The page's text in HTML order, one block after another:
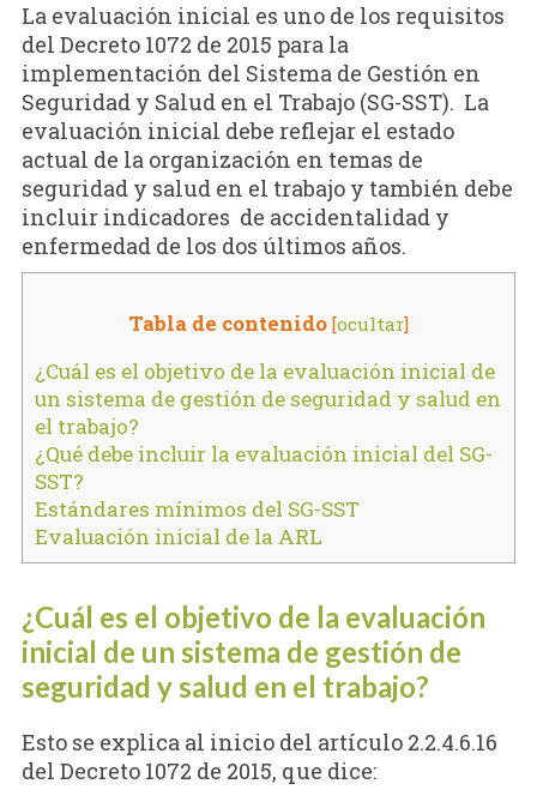
La evaluación inicial es uno de los requisitos
del Decreto 1072 de 2015 para la
implementación del Sistema de Gestión en
Seguridad y Salud en el Trabajo (SG-SST). La
evaluación inicial debe reflejar el estado
actual de la organización en temas de
seguridad y salud en el trabajo y también debe
incluir indicadores de accidentalidad y
enfermedad de los dos últimos años.
Tabla de contenido [ocultar]
¿Cuál es el objetivo de la evaluación inicial de
un sistema de gestión de seguridad y salud en
el trabajo?
¿Qué debe incluir la evaluación inicial del SG-
SST?
Estándares mínimos del SG-SST
Evaluación inicial de la ARL
¿Cuál es el objetivo de la evaluación
inicial de un sistema de gestión de
seguridad y salud en el trabajo?
Esto se explica al inicio del artículo 2.2.4.6.16
del Decreto 1072 de 2015, que dice: